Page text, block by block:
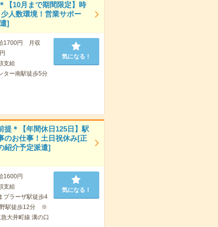
【10月まで期間限定】時
人数環境！営業サポー
]
1700円 月収
支給
ター南駅徒歩5分
気になる！
提＊【年間休日125日】駅
のお仕事！土日祝休み[正
紹介予定派遣]
1600円
支給
プラーザ駅徒歩4
野駅徒歩12分 ※
大井町線 溝の口
気になる！